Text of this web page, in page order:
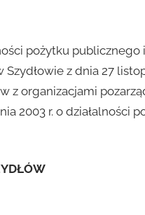
pożytku
z dnia 27
z organizacjami
2003 r. o działalności